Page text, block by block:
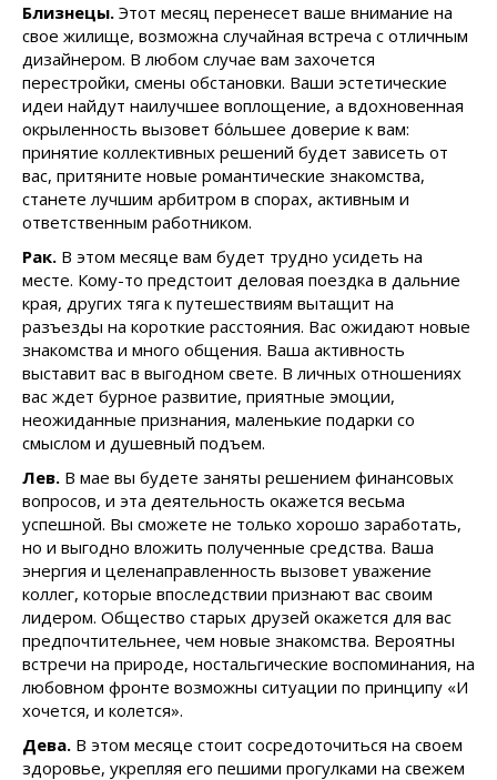
Близнецы. Этот месяц перенесет ваше внимание на
свое жилище, возможна случайная встреча с отличным
дизайнером. В любом случае вам захочется
перестройки, смены обстановки. Ваши эстетические
идеи найдут наилучшее воплощение, а вдохновенная
окрыленность вызовет бόльшее доверие к вам:
принятие коллективных решений будет зависеть от
вас, притяните новые романтические знакомства,
станете лучшим арбитром в спорах, активным и
ответственным работником.
Рак. В этом месяце вам будет трудно усидеть на
месте. Кому-то предстоит деловая поездка в дальние
края, других тяга к путешествиям вытащит на
разъезды на короткие расстояния. Вас ожидают новые
знакомства и много общения. Ваша активность
выставит вас в выгодном свете. В личных отношениях
вас ждет бурное развитие, приятные эмоции,
неожиданные признания, маленькие подарки со
смыслом и душевный подъем.
Лев. В мае вы будете заняты решением финансовых
вопросов, и эта деятельность окажется весьма
успешной. Вы сможете не только хорошо заработать,
но и выгодно вложить полученные средства. Ваша
энергия и целенаправленность вызовет уважение
коллег, которые впоследствии признают вас своим
лидером. Общество старых друзей окажется для вас
предпочтительнее, чем новые знакомства. Вероятны
встречи на природе, ностальгические воспоминания, на
любовном фронте возможны ситуации по принципу «И
хочется, и колется».
Дева. В этом месяце стоит сосредоточиться на своем
здоровье, укрепляя его пешими прогулками на свежем